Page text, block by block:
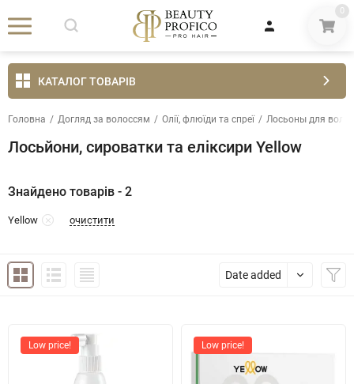
0
КАТАЛОГ ТОВАРІВ
Головна / Догляд за волоссям / Олії, флюїди та спреї / Лосьоны для волос
Лосьйони, сироватки та еліксири Yellow
Знайдено товарів - 2
Yellow очистити
Date added
Low price! Low price!